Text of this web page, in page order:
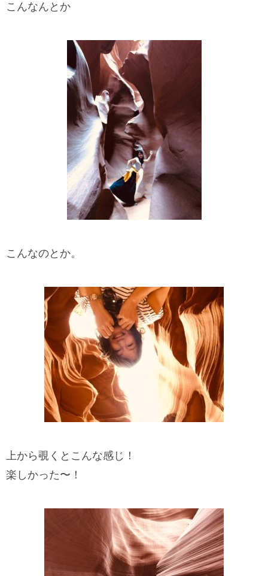
こんなんとか
こんなのとか。
上から覗くとこんな感じ！
楽しかった〜！